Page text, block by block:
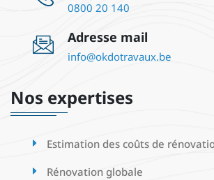
0800 20 140
Adresse mail
info@okdotravaux.be
Nos expertises
Estimation des coûts de
Rénovation globale